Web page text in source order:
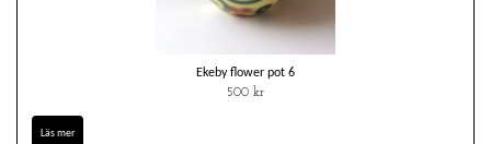
Ekeby flower pot 6
500 kr
Läs mer